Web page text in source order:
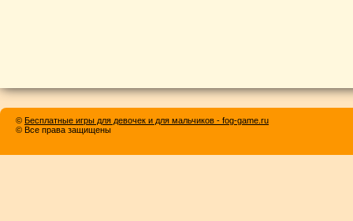
© Бесплатные игры для девочек и для мальчиков - fog-game.ru
© Все права защищены